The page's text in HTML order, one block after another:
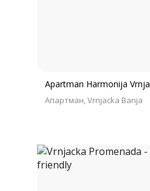
Apartman Harmonija
Апартман Vrnjacka Banja